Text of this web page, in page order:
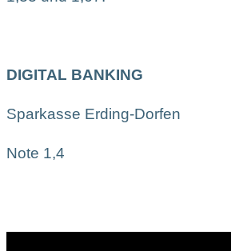
DIGITAL BANKING
Sparkasse Erding-Dorfen
Note 1,4